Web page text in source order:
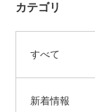
カテゴリ
すべて
新着情報